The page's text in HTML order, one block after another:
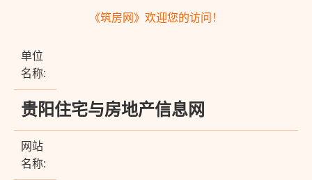
《筑房网》欢迎您的访问！
单位
名称:
贵阳住宅与房地产信息网
网站
名称: